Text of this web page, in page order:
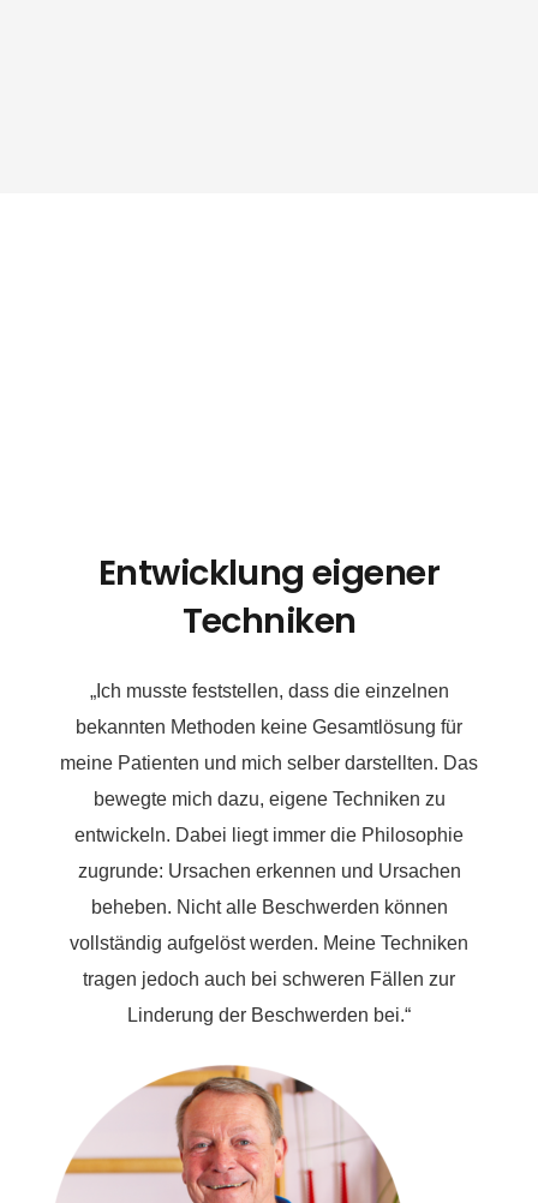
Entwicklung eigener
Techniken
„Ich musste feststellen, dass die einzelnen
bekannten Methoden keine Gesamtlösung für
meine Patienten und mich selber darstellten. Das
bewegte mich dazu, eigene Techniken zu
entwickeln. Dabei liegt immer die Philosophie
zugrunde: Ursachen erkennen und Ursachen
beheben. Nicht alle Beschwerden können
vollständig aufgelöst werden. Meine Techniken
tragen jedoch auch bei schweren Fällen zur
Linderung der Beschwerden bei.“